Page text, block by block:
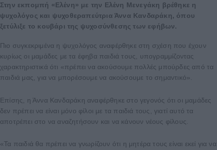
Στην εκπομπή «Ελένη» με την Ελένη Μενεγάκη βρέθηκε η
ψυχολόγος και ψυχοθεραπεύτρια Άννα Κανδαράκη, όπου
ξετύλιξε το κουβάρι της ψυχοσύνθεσης των εφήβων.
Πιο συγκεκριμένα η ψυχολόγος αναφέρθηκε στη σχέση που έχουν
κυρίως οι μαμάδες με τα έφηβα παιδιά τους, υπογραμμίζοντας
χαρακτηριστικά ότι «πρέπει να ακούσουμε πολλές μπούρδες από τα
παιδιά μας, για να μπορέσουμε να ακούσουμε το σημαντικό».
Επίσης, η Άννα Κανδαράκη αναφέρθηκε στο γεγονός ότι οι μαμάδες
δεν πρέπει να είναι μόνο φίλοι με τα παιδιά τους, γιατί αυτό τα
αποτρέπει στο να αναζητήσουν και να κάνουν νέους φίλους.
«Τα παιδιά θα πρέπει να γνωρίζουν ότι η μητέρα τους είναι εκεί για να